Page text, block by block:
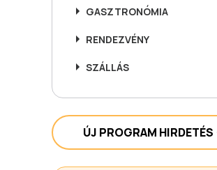
GASZTRONÓMIA
RENDEZVÉNY
SZÁLLÁS
ÚJ PROGRAM HIRDETÉS